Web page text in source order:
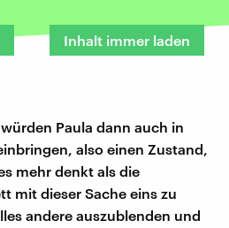
Inhalt immer laden
Paula dann auch in
also einen Zustand,
mehr denkt als die
mit dieser Sache eins zu
andere auszublenden und